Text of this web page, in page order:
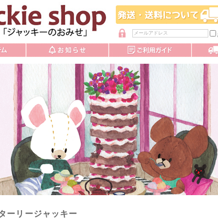
パスワードを忘れた方
ーリージャッキー